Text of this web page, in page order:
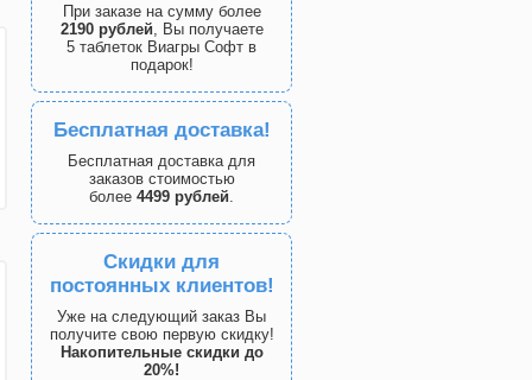
При заказе на сумму более
2190 рублей, Вы получаете
5 таблеток Виагры Софт в
подарок!
Бесплатная доставка!
Бесплатная доставка для
заказов стоимостью
более 4499 рублей.
Скидки для
постоянных клиентов!
Уже на следующий заказ Вы
получите свою первую скидку!
Накопительные скидки до
20%!